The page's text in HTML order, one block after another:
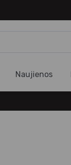
Naujienos